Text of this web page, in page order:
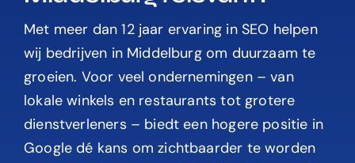
Met meer dan 12 jaar ervaring in SEO helpen
wij bedrijven in Middelburg om duurzaam te
groeien. Voor veel ondernemingen – van
lokale winkels en restaurants tot grotere
dienstverleners – biedt een hogere positie in
Google dé kans om zichtbaarder te worden